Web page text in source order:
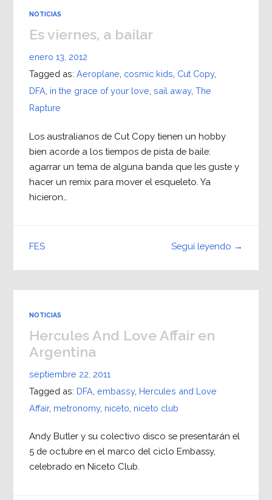
NOTICIAS
Es viernes, a bailar
enero 13, 2012
Tagged as: Aeroplane cosmic kids Cut Copy,
DFA in the grace of your love sail away, The
Rapture
Los australianos de Cut Copy tienen un hobby
bien acorde a los tiempos de pista de baile:
agarrar un tema de alguna banda que les guste y
hacer un remix para mover el esqueleto. Ya
hicieron…
Seguí leyendo →
FES
NOTICIAS
Hercules And Love Affair en
Argentina
septiembre 22, 2011
Tagged as: DFA embassy, Hercules and Love
Affair, metronomy, niceto niceto club
Andy Butler y su colectivo disco se presentarán el
5 de octubre en el marco del ciclo Embassy,
celebrado en Niceto Club.